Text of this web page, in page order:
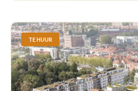
TE HUUR